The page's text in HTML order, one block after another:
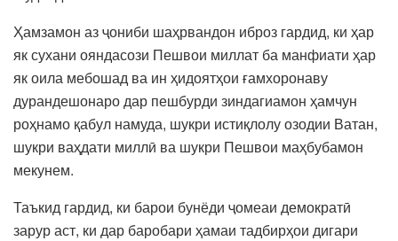
Ҳамзамон аз ҷониби шаҳрвандон иброз гардид, ки ҳар
як сухани ояндасози Пешвои миллат ба манфиати ҳар
як оила мебошад ва ин ҳидоятҳои ғамхоронаву
дурандешонаро дар пешбурди зиндагиамон ҳамчун
роҳнамо қабул намуда, шукри истиқлолу озодии Ватан,
шукри ваҳдати миллӣ ва шукри Пешвои маҳбубамон
мекунем.
Таъкид гардид, ки барои бунёди ҷомеаи демократӣ
зарур аст, ки дар баробари ҳамаи тадбирҳои дигари